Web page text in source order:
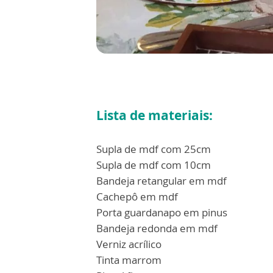
Lista de materiais:
Supla de mdf com 25cm
Supla de mdf com 10cm
Bandeja retangular em mdf
Cachepô em mdf
Porta guardanapo em pinus
Bandeja redonda em mdf
Verniz acrílico
Tinta marrom